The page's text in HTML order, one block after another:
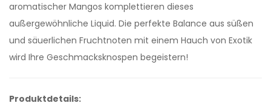
aromatischer Mangos komplettieren dieses
außergewöhnliche Liquid. Die perfekte Balance aus süßen
und säuerlichen Fruchtnoten mit einem Hauch von Exotik
wird Ihre Geschmacksknospen begeistern!
Produktdetails: